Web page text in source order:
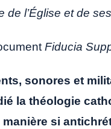
de l’Église et de
Fiducia
sonores et
la théologie
manière si